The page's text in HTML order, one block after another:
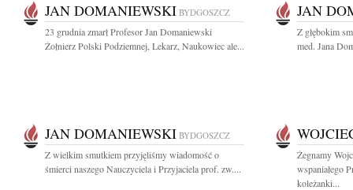
JAN DOMANIEWSKI BYDGOSZCZ
23 grudnia zmarł Profesor Jan Domaniewski
Żołnierz Polski Podziemnej, Lekarz, Naukowiec ale...
JAN
Z głębokim
med. Jana
JAN DOMANIEWSKI BYDGOSZCZ
Z wielkim smutkiem przyjęliśmy wiadomość o
śmierci naszego Nauczyciela i Przyjaciela prof. zw....
Żegnamy
wspaniałego
koleżanki...